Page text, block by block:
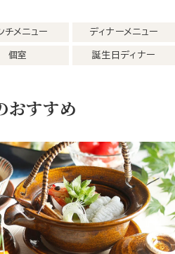
チメニュー ディナーメニュー
個室 誕生日ディナー
おすすめ